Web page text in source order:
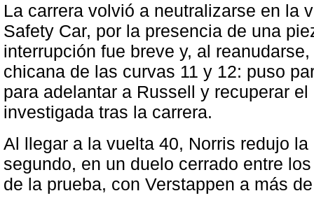
La carrera volvió a neutralizarse en la
Safety Car, por la presencia de una
interrupción fue breve y, al
chicana de las curvas 11 y 12: puso
para adelantar a Russell y recuperar
investigada tras la carrera.
Al llegar a la vuelta 40, Norris redujo
segundo, en un duelo cerrado entre
de la prueba, con Verstappen a más